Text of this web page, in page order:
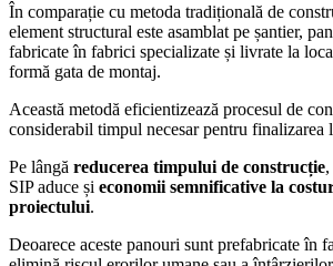
În comparație cu metoda tradițională de
element structural este asamblat pe șantier,
fabricate în fabrici specializate și livrate la
formă gata de montaj.
Această metodă eficientizează procesul de
considerabil timpul necesar pentru finalizarea
Pe lângă reducerea timpului de construcție
SIP aduce și economii semnificative la
proiectului.
Deoarece aceste panouri sunt prefabricate în